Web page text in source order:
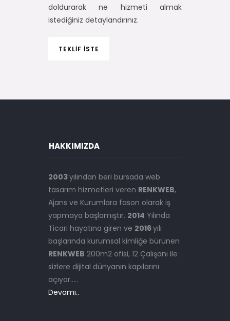
doldurarak ne hizmeti almak
istediğiniz detaylandırınız.
TEKLİF İSTE
HAKKIMIZDA
2003yılından beri bursada web
tasarım hizmetleri veren RENKWEB,
Ajans ve Kurumlara fason olarak iş
yapmaya başlamıştır. 2014 Yılında
Ticari hayatına giren ve 2016yılı
başlarında kurumsal kimliğe bürünen
RENKWEB 200m2 ofisi, 12 Çalışanı ile
sizlere dijital dünyanın kapılarını
açıyor.....
Devamı..